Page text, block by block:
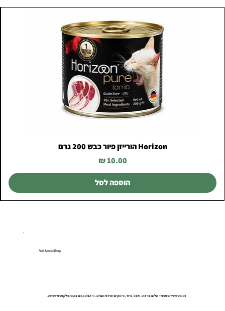
Horizon הורייזן פיור כבש 200 גרם
מחיר
הוספה לסל
VetAmin Shop
כל מה שחיית המחמד שלכם צריכה – אוכל, ציוד, פינוקים ושירות עם לב. כי אצלנו, הם באמת חלק מהמשפחה.